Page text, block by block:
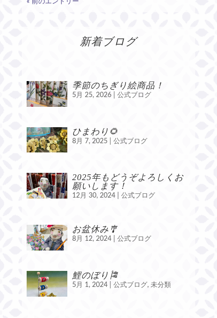
« 前のエントリー
新着ブログ
季節のちぎり絵商品！
5月 25, 2026 |公式ブログ
ひまわり🌻
8月 7, 2025 |公式ブログ
2025年もどうぞよろしくお
願いします！
12月 30, 2024 |公式ブログ
お盆休み🎐
8月 12, 2024 |公式ブログ
鯉のぼり🎏
5月 1, 2024 |公式ブログ,未分類